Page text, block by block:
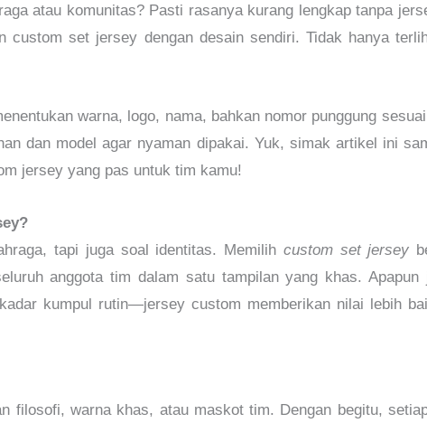
atau komunitas? Pasti rasanya kurang lengkap tanpa
custom set jersey dengan desain sendiri. Tidak hanya
warna, logo, nama, bahkan nomor punggung
dan model agar nyaman dipakai. Yuk, simak artikel ini
jersey yang pas untuk tim kamu!
tapi juga soal identitas. Memilih custom set jersey
anggota tim dalam satu tampilan yang khas.
kumpul rutin—jersey custom memberikan nilai lebih
filosofi, warna khas, atau maskot tim. Dengan begitu,